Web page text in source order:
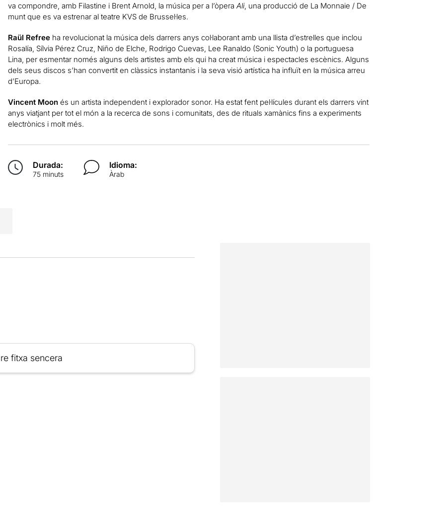
va compondre, amb Filastine i Brent Arnold, la música per a l’òpera Ali, una producció de La Monnaie / De
munt que es va estrenar al teatre KVS de Brussel·les.
Raül Refreeha revolucionat la música dels darrers anys col·laborant amb una llista d’estrelles que inclou
Rosalía, Sílvia Pérez Cruz, Niño de Elche, Rodrigo Cuevas, Lee Ranaldo (Sonic Youth) o la portuguesa
Lina, per esmentar només alguns dels artistes amb els qui ha creat música i espectacles escènics. Alguns
dels seus discos s’han convertit en clàssics instantanis i la seva visió artística ha influït en la música arreu
d’Europa.
Vincent Moonés un artista independent i explorador sonor. Ha estat fent pel·lícules durant els darrers vint
anys viatjant per tot el món a la recerca de sons i comunitats, des de rituals xamànics fins a experiments
electrònics i molt més.
Durada:
75 minuts
Idioma:
Àrab
fitxa sencera